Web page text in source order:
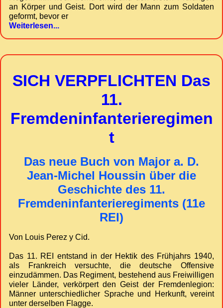
an Körper und Geist. Dort wird der Mann zum Soldaten
geformt, bevor er
Weiterlesen...
SICH VERPFLICHTEN Das
11.
Fremdeninfanterieregimen
t
Das neue Buch von Major a. D.
Jean-Michel Houssin über die
Geschichte des 11.
Fremdeninfanterieregiments (11e
REI)
Von Louis Perez y Cid.
Das 11. REI entstand in der Hektik des Frühjahrs 1940,
als Frankreich versuchte, die deutsche Offensive
einzudämmen. Das Regiment, bestehend aus Freiwilligen
vieler Länder, verkörpert den Geist der Fremdenlegion:
Männer unterschiedlicher Sprache und Herkunft, vereint
unter derselben Flagge.